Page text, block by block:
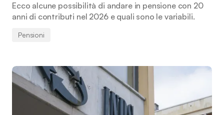
Ecco alcune possibilità di andare in pensione con 20
anni di contributi nel 2026 e quali sono le variabili.
Pensioni